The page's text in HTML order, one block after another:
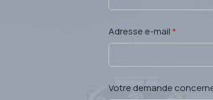
Adresse e-mail *
Votre demande